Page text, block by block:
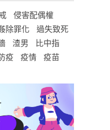
侵害配偶權
除罪化
過失致死
渣男
比中指
疫 疫情
疫苗